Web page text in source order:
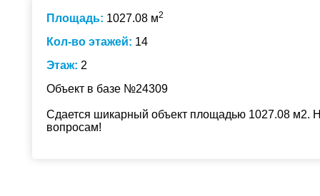
Площадь: 1027.08 м2
Кол-во этажей: 14
Этаж: 2
Объект в базе №24309
Сдается шикарный объект площадью 1027.08 м2.
вопросам!